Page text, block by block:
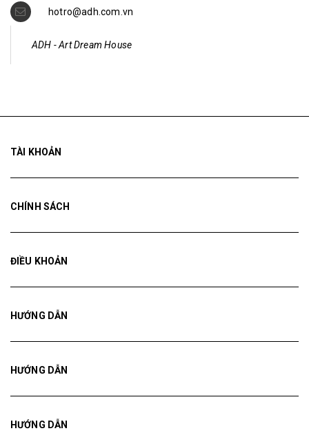
hotro@adh.com.vn
ADH - Art Dream House
TÀI KHOẢN
CHÍNH SÁCH
ĐIỀU KHOẢN
HƯỚNG DẪN
HƯỚNG DẪN
HƯỚNG DẪN